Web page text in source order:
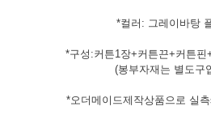
*컬러: 그레이바탕
*구성:커튼1장+커튼끈+커튼핀
(봉부자재는 별도구
*오더메이드제작상품으로 실